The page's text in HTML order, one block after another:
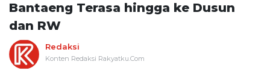
Bantaeng Terasa hingga ke Dusun
dan RW
Redaksi
Konten Redaksi Rakyatku.Com